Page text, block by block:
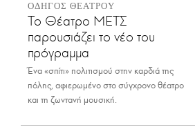
ΟΔΗΓΟΣ ΘΕΑΤΡΟΥ
Το Θέατρο ΜΕΤΣ
παρουσιάζει το νέο του
πρόγραμμα
Ένα «σπίτι» πολιτισμού στην καρδιά της
πόλης, αφιερωμένο στο σύγχρονο θέατρο
και τη ζωντανή μουσική.